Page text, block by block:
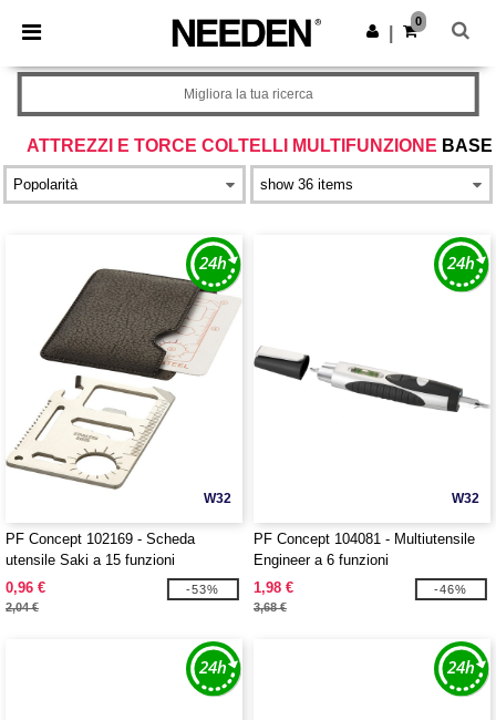
× App Needen
Prezzi migliori sull'app!
Scarica app
0
ATTREZZI E TORCE COLTELLI MULTIFUNZIONE BASE
Migliora la tua ricerca
W32
PF Concept 102169 - Scheda
utensile Saki a 15 funzioni
0,96 €
2,04 €
-53%
W32
PF Concept 104081 - Multiutensile
Engineer a 6 funzioni
1,98 €
3,68 €
-46%